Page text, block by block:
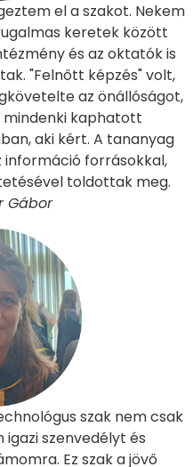
el a szakot. Nekem
keretek között
és az oktatók is
"Felnőtt képzés" volt,
az önállóságot,
kaphatott
aki kért. A tananyag
információ forrásokkal,
toldottak meg.
Gábor
szak nem csak
szenvedélyt és
Ez szak a jövő